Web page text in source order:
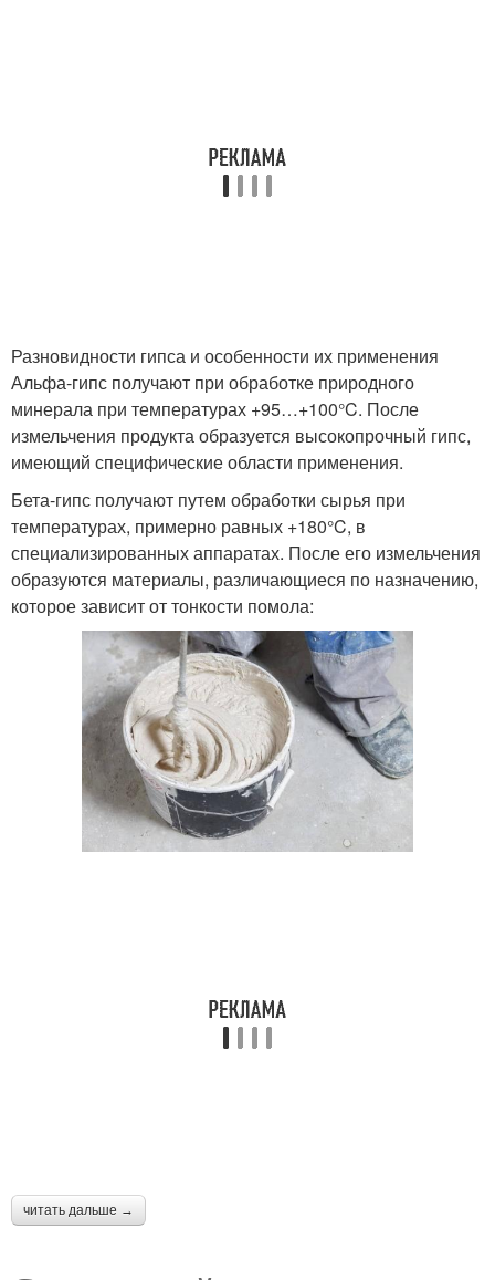
Разновидности гипса и особенности их применения
Альфа-гипс получают при обработке природного
минерала при температурах +95…+100°C. После
измельчения продукта образуется высокопрочный гипс,
имеющий специфические области применения.
Бета-гипс получают путем обработки сырья при
температурах, примерно равных +180°C, в
специализированных аппаратах. После его измельчения
образуются материалы, различающиеся по назначению,
которое зависит от тонкости помола:
читать дальше →